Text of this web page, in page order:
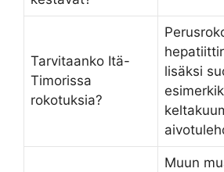
Tarvitaanko Itä-
Timorissa
rokotuksia?
lisäksi
Muun